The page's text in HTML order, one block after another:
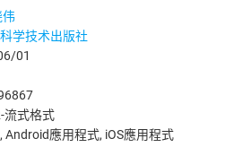
伟
学技术出版社
01
流式格式
Android應用程式, iOS應用程式